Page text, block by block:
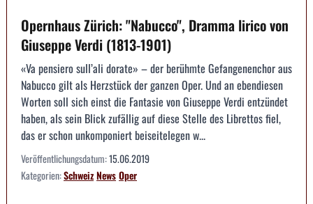
Opernhaus Zürich: "Nabucco", Dramma lirico von
Giuseppe Verdi (1813-1901)
«Va pensiero sull’ali dorate» – der berühmte Gefangenenchor aus
Nabucco gilt als Herzstück der ganzen Oper. Und an ebendiesen
Worten soll sich einst die Fantasie von Giuseppe Verdi entzündet
haben, als sein Blick zufällig auf diese Stelle des Librettos fiel,
das er schon unkomponiert beiseitelegen w...
Veröffentlichungsdatum:15.06.2019
Kategorien:SchweizNewsOper